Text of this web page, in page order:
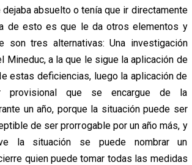
absuelto o tenía que ir directamente
de esto es que le da otros elementos y
son tres alternativas: Una investigación
Mineduc, a la que le sigue la aplicación de
estas deficiencias, luego la aplicación de
provisional que se encargue de la
un año, porque la situación puede ser
de ser prorrogable por un año más, y
la situación se puede nombrar un
quien puede tomar todas las medidas